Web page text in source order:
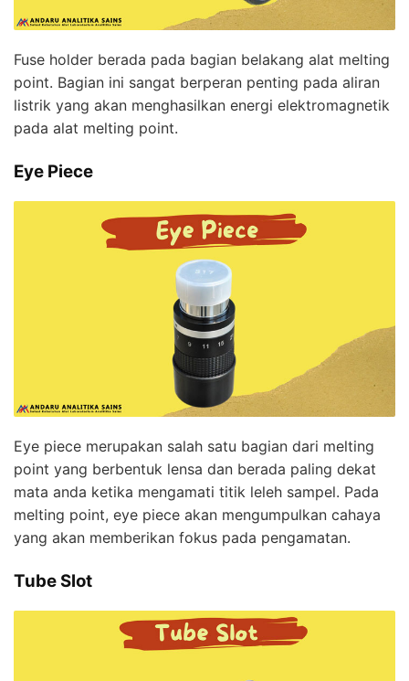
Fuse holder berada pada bagian belakang alat melting
point. Bagian ini sangat berperan penting pada aliran
listrik yang akan menghasilkan energi elektromagnetik
pada alat melting point.
Eye Piece
Eye piece merupakan salah satu bagian dari melting
point yang berbentuk lensa dan berada paling dekat
mata anda ketika mengamati titik leleh sampel. Pada
melting point, eye piece akan mengumpulkan cahaya
yang akan memberikan fokus pada pengamatan.
Tube Slot